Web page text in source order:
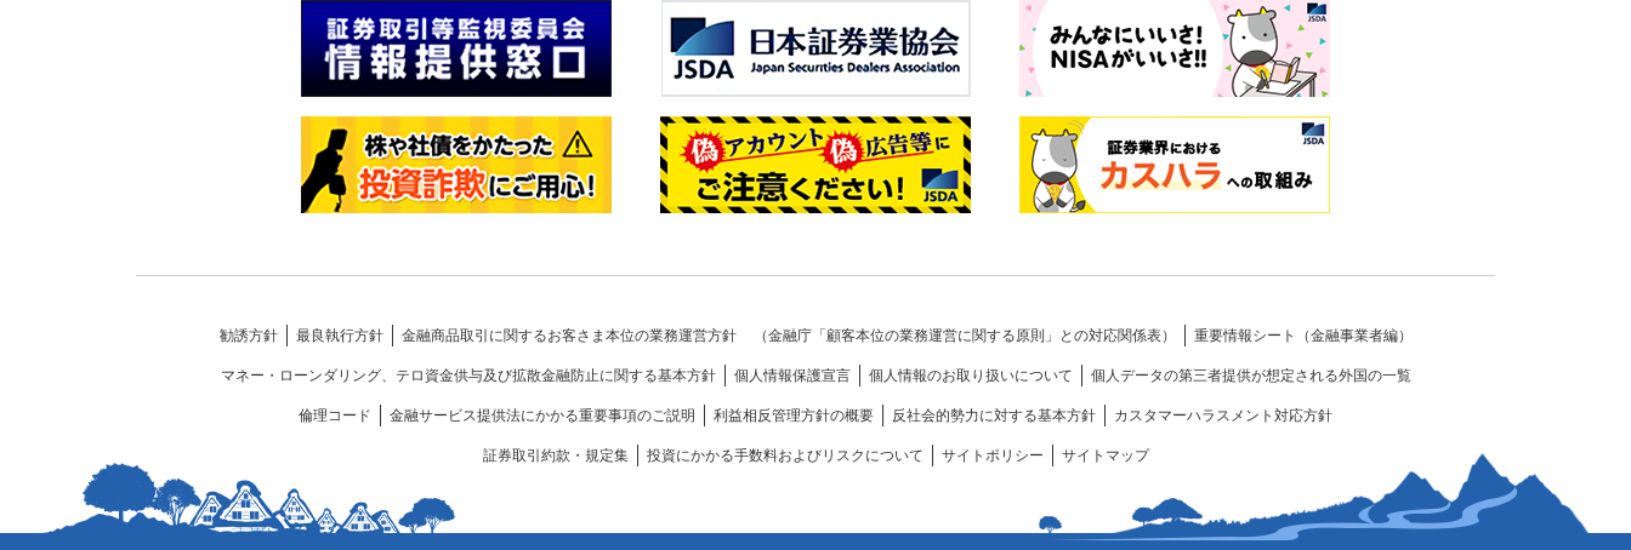
勧誘方針 最良執行方針 金融商品取引に関するお客さま本位の業務運営方針 （金融庁「顧客本位の業務運営に関する原則」との対応関係表） 重要情報シート（金融事業者編）
マネー・ローンダリング、テロ資金供与及び拡散金融防止に関する基本方針 個人情報保護宣言 個人情報のお取り扱いについて 個人データの第三者提供が想定される外国の一覧
倫理コード 金融サービス提供法にかかる重要事項のご説明 利益相反管理方針の概要 反社会的勢力に対する基本方針 カスタマーハラスメント対応方針
証券取引約款・規定集 投資にかかる手数料およびリスクについて サイトポリシー サイトマップ